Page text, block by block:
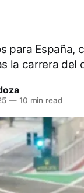
para España,
la carrera del
—10 min read